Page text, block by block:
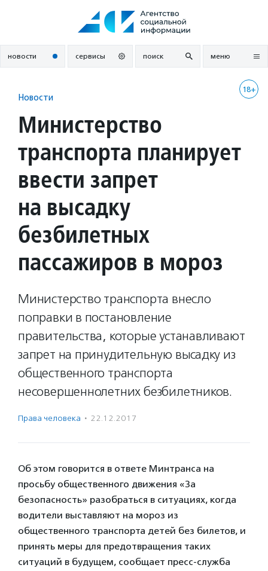
новости сервисы поиск меню
18+
Новости
Министерство
транспорта планирует
ввести запрет
на высадку
безбилетных
пассажиров в мороз
Министерство транспорта внесло
поправки в постановление
правительства, которые устанавливают
запрет на принудительную высадку из
общественного транспорта
несовершеннолетних безбилетников.
Права человека · 22.12.2017
Об этом говорится в ответе Минтранса на
просьбу общественного движения «За
безопасность» разобраться в ситуациях, когда
водители выставляют на мороз из
общественного транспорта детей без билетов, и
принять меры для предотвращения таких
ситуаций в будущем, сообщает пресс-служба